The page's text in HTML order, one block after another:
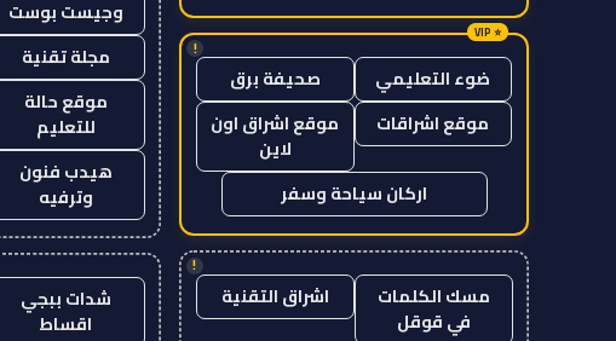
!
ضوء التعليمي
صحيفة برق
موقع اشراقات
موقع اشراق اون
لاين
اركان سياحة وسفر
!
مسك الكلمات
في قوقل
اشراق التقنية
وجيست بوست
مجلة تقنية
موقع حالة
للتعليم
هيدب فنون
وترفيه
شدات ببجي
اقساط